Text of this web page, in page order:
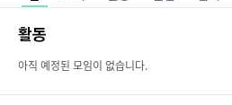
활동
아직 예정된 모임이 없습니다.